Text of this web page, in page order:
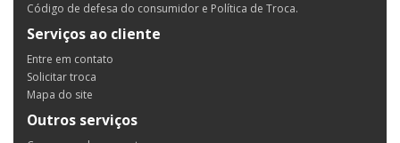
Código de defesa do consumidor e Política de Troca.
Serviços ao cliente
Entre em contato
Solicitar troca
Mapa do site
Outros serviços